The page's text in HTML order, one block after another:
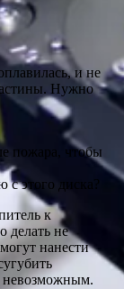
и не
Нужно
пожара, чтобы
с этого диска?
к
делать не
нанести
невозможным.